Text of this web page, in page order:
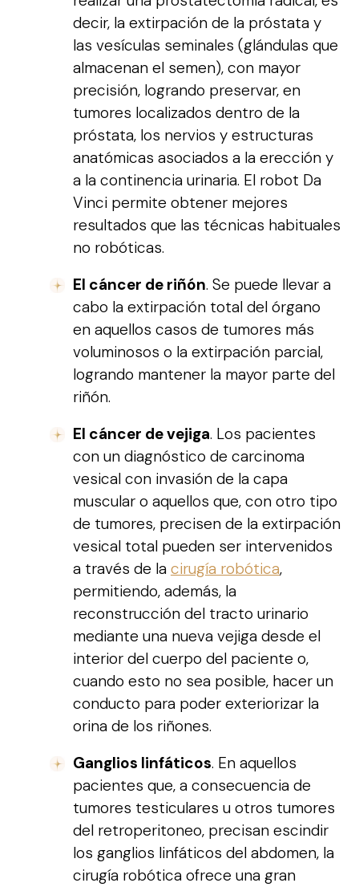
decir, la extirpación de la próstata y
las vesículas seminales (glándulas que
almacenan el semen), con mayor
precisión, logrando preservar, en
tumores localizados dentro de la
próstata, los nervios y estructuras
anatómicas asociados a la erección y
a la continencia urinaria. El robot Da
Vinci permite obtener mejores
resultados que las técnicas habituales
no robóticas.
El cáncer de riñón. Se puede llevar a
cabo la extirpación total del órgano
en aquellos casos de tumores más
voluminosos o la extirpación parcial,
logrando mantener la mayor parte del
riñón.
El cáncer de vejiga. Los pacientes
con un diagnóstico de carcinoma
vesical con invasión de la capa
muscular o aquellos que, con otro tipo
de tumores, precisen de la extirpación
vesical total pueden ser intervenidos
a través de la cirugía robótica,
permitiendo, además, la
reconstrucción del tracto urinario
mediante una nueva vejiga desde el
interior del cuerpo del paciente o,
cuando esto no sea posible, hacer un
conducto para poder exteriorizar la
orina de los riñones.
Ganglios linfáticos. En aquellos
pacientes que, a consecuencia de
tumores testiculares u otros tumores
del retroperitoneo, precisan escindir
los ganglios linfáticos del abdomen, la
cirugía robótica ofrece una gran